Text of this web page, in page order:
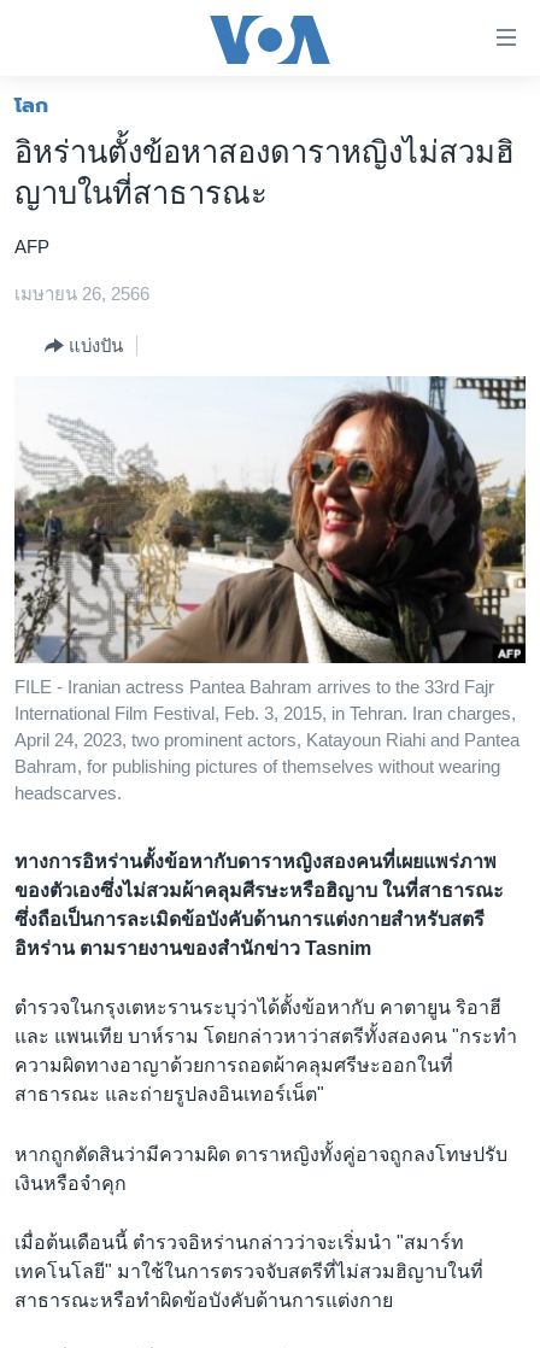
ต่อ
ข้าม
ไป
เนื้อหา
ข้าม
ไป
การ
ค้นหา
โลก
เอเชีย
สหรัฐฯ
ไทย
ธุรกิจ
สังคมและสุขภาพ
ไลฟ์สไตล์
ตรวจสอบข่าว
เรียนรู้ภาษาอังกฤษ
พอดคาสต์
ติดตามเรา
เลือกภาษา
โลก
อิหร่านตั้งข้อหาสองดาราหญิงไม่สวมฮิ
ญาบในที่สาธารณะ
AFP
เมษายน 26, 2566
แบ่งปัน
FILE - Iranian actress Pantea Bahram arrives to the 33rd Fajr
International Film Festival, Feb. 3, 2015, in Tehran. Iran charges,
April 24, 2023, two prominent actors, Katayoun Riahi and Pantea
Bahram, for publishing pictures of themselves without wearing
headscarves.
ทางการอิหร่านตั้งข้อหากับดาราหญิงสองคนที่เผยแพร่ภาพ
ของตัวเองซึ่งไม่สวมผ้าคลุมศีรษะหรือฮิญาบ ในที่สาธารณะ
ซึ่งถือเป็นการละเมิดข้อบังคับด้านการแต่งกายสำหรับสตรี
อิหร่าน ตามรายงานของสำนักข่าว Tasnim
ตำรวจในกรุงเตหะรานระบุว่าได้ตั้งข้อหากับ คาตายูน ริอาฮี
และ แพนเทีย บาห์ราม โดยกล่าวหาว่าสตรีทั้งสองคน "กระทำ
ความผิดทางอาญาด้วยการถอดผ้าคลุมศรีษะออกในที่
สาธารณะ และถ่ายรูปลงอินเทอร์เน็ต"
หากถูกตัดสินว่ามีความผิด ดาราหญิงทั้งคู่อาจถูกลงโทษปรับ
เงินหรือจำคุก
เมื่อต้นเดือนนี้ ตำรวจอิหร่านกล่าวว่าจะเริ่มนำ "สมาร์ท
เทคโนโลยี" มาใช้ในการตรวจจับสตรีที่ไม่สวมฮิญาบในที่
สาธารณะหรือทำผิดข้อบังคับด้านการแต่งกาย